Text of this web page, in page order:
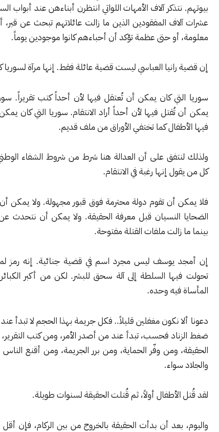
آلاف الأمهات اللواتي انتظرن أبناءهن عند أبواب السجون. نتذكر
المفقودين الذين ما زالت عائلاتهم تبحث عن قبر، أو صورة، أو
أو حتى عظمة تؤكد أن أحباءهم كانوا موجودين يوماً.
العباسي ليست قضية عائلة فقط. إنها مرآة لسوريا كاملة.
كان يمكن أن تُعتقل فيها لأن أحداً كتب تقريراً. سوريا التي كان
فيها لأن أحداً أراد الانتقام. سوريا التي كان يمكن أن يختفي
كما تختفي الأوراق من ملف قديم.
على أن العدالة هنا شرط من شروط الشفاء الوطني، وليخرس
إنها رغبة في الانتقام.
أن تقوم دولة محترمة فوق قبور مجهولة. ولا يمكن أن يُطلب من
النسيان قبل معرفة الحقيقة. ولا يمكن أن نتحدث عن المستقبل
زالت ملفات القتلة مفتوحة.
يوسف ليس مجرد اسم في قضية جنائية. إنه رمز لمرحلة كاملة
السلطة إلى آلة سحق للبشر. لكن من أكبر الكبائر أن نختصر
فيه وحده.
نكون مغفلين قليلاً.. فكل جريمة بهذا الحجم لا تبدأ عند القاتل الذي
فحسب، تبدأ عند من أصدر الأمر، ومن كتب التقرير، ومن أخفى
ومن وفّر الحماية، ومن برر الجريمة، ومن أقنع الناس أن الضحية
أولاً، ثم قُتلت الحقيقة لسنوات طويلة.
بعد أن بدأت الحقيقة بالخروج من بين الركام، فإن أقل ما يستحقه